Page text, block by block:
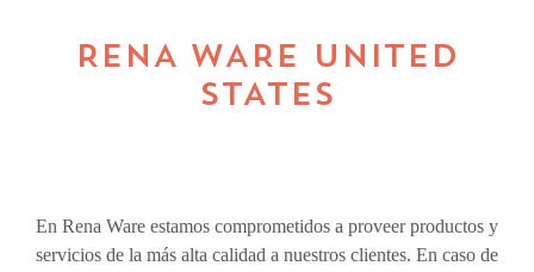
RENA WARE UNITED
STATES
En Rena Ware estamos comprometidos a proveer productos y
servicios de la más alta calidad a nuestros clientes. En caso de